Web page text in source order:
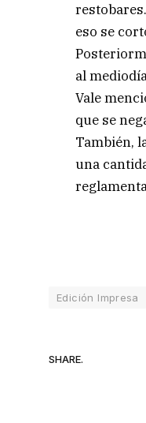
eso se
al
Vale
que se
También,
una
Edición Impresa
SHARE.